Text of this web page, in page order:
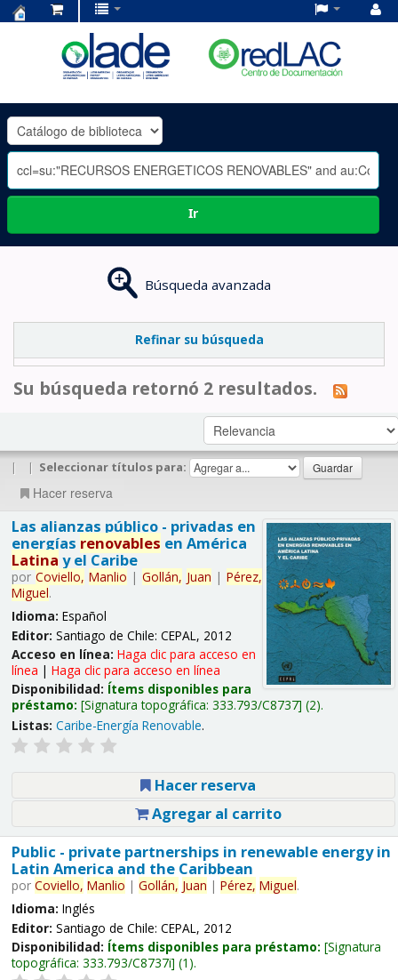
OLADE
-
Ir
Búsqueda avanzada
Refinar su búsqueda
Su búsqueda retornó 2 resultados.
| | Seleccionar títulos para:
Hacer reserva
Las alianzas público - privadas en
energías renovables en América
Latina y el Caribe
por Coviello, Manlio | Gollán, Juan | Pérez,
Miguel.
Idioma: Español
Editor: Santiago de Chile: CEPAL, 2012
Acceso en línea: Haga clic para acceso en
línea | Haga clic para acceso en línea
Disponibilidad: Ítems disponibles para
préstamo: Signatura topográfica: 333.793/C8737 (2).
Listas: Caribe-Energía Renovable.
Hacer reserva
Agregar al carrito
Public - private partnerships in renewable energy in
Latin America and the Caribbean
por Coviello, Manlio | Gollán, Juan | Pérez, Miguel.
Idioma: Inglés
Editor: Santiago de Chile: CEPAL, 2012
Disponibilidad: Ítems disponibles para préstamo: Signatura
topográfica: 333.793/C8737i (1).